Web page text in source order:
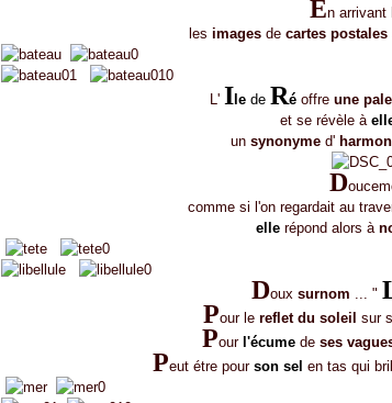
En arrivant
les images de cartes postales
L' Ilede Réoffreune
et se révèle à
un synonyme d'
D
comme si l'on regardait au
elle répond alors à
Doux surnom ... "
Pour le reflet du soleil sur
Pour l'écume de ses
Peut étre pour son sel en tas qui